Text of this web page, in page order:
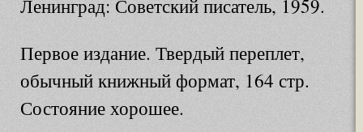
Ленинград: Советский писатель, 1959.
Первое издание. Твердый переплет,
обычный книжный формат, 164 стр.
Состояние хорошее.